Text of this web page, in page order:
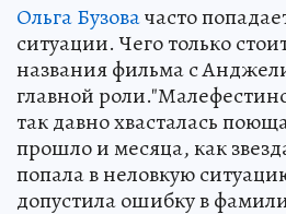
Ольга Бузовачасто
ситуации. Чего только
названия фильма с
главной
так давно хвасталась
прошло и месяца, как
попала в неловкую
допустила ошибку в